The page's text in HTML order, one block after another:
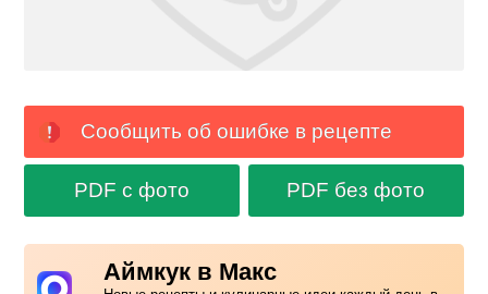
Сообщить об ошибке в рецепте
PDF с фото PDF без фото
Аймкук в Макс